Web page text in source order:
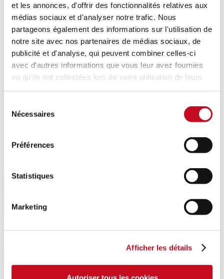
et les annonces, d'offrir des fonctionnalités relatives aux
médias sociaux et d'analyser notre trafic. Nous
partageons également des informations sur l'utilisation de
notre site avec nos partenaires de médias sociaux, de
publicité et d'analyse, qui peuvent combiner celles-ci
avec d'autres informations que vous leur avez fournies
ou qu'ils ont collectées lors de votre utilisation de leurs
Nécessaires
Préférences
Statistiques
Marketing
Afficher les détails
env. 3,8 t
Train roulant
2 x 9 t (suspension pneumatique)
Dimensions de roues
385/65 R22,5 [4x]
Trou d‘homme
DN 450 [3x]
Sortie
DN 800 [3x]
Nb de compartiment
-40°C / +80°C
Dessin technique
Remorques-silos